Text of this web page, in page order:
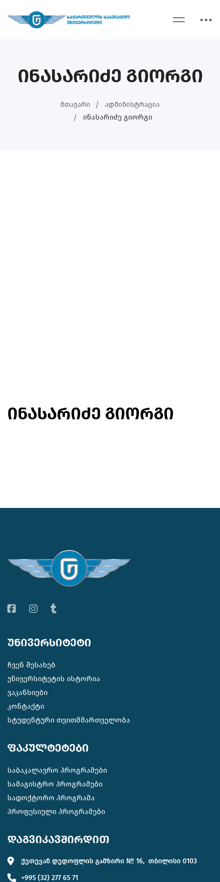
ინასარიძე გიორგი
Მთავარი Ადმინისტრაცია
Ინასარიძე Გიორგი
ინასარიძე გიორგი
უნივერსიტეტი
ჩვენ შესახებ
უნივერსიტეტის ისტორია
ვაკანსიები
კონტაქტი
სტუდენტური თვითმმართველობა
ფაკულტეტები
საბაკალავრო პროგრამები
სამაგისტრო პროგრამები
სადოქტორო პროგრამა
პროფესიული პროგრამები
დაგვიკავშირდით
ქეთევან დედოფლის გამზირი № 16, თბილისი 0103
+995 (32) 277 65 71